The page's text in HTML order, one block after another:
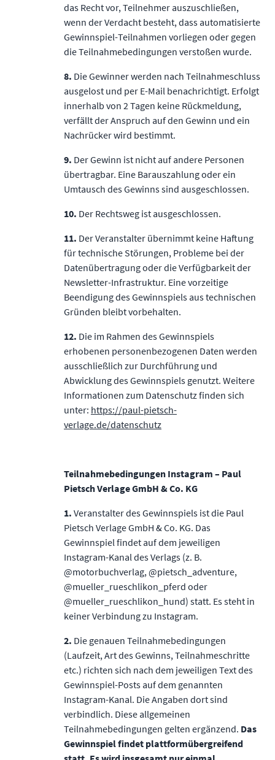
das Recht vor, Teilnehmer auszuschließen,
wenn der Verdacht besteht, dass automatisierte
Gewinnspiel-Teilnahmen vorliegen oder gegen
die Teilnahmebedingungen verstoßen wurde.
8. Die Gewinner werden nach Teilnahmeschluss
ausgelost und per E-Mail benachrichtigt. Erfolgt
innerhalb von 2 Tagen keine Rückmeldung,
verfällt der Anspruch auf den Gewinn und ein
Nachrücker wird bestimmt.
9. Der Gewinn ist nicht auf andere Personen
übertragbar. Eine Barauszahlung oder ein
Umtausch des Gewinns sind ausgeschlossen.
10. Der Rechtsweg ist ausgeschlossen.
11. Der Veranstalter übernimmt keine Haftung
für technische Störungen, Probleme bei der
Datenübertragung oder die Verfügbarkeit der
Newsletter-Infrastruktur. Eine vorzeitige
Beendigung des Gewinnspiels aus technischen
Gründen bleibt vorbehalten.
12. Die im Rahmen des Gewinnspiels
erhobenen personenbezogenen Daten werden
ausschließlich zur Durchführung und
Abwicklung des Gewinnspiels genutzt. Weitere
Informationen zum Datenschutz finden sich
unter: https://paul-pietsch-
verlage.de/datenschutz
Teilnahmebedingungen Instagram – Paul
Pietsch Verlage GmbH & Co. KG
1. Veranstalter des Gewinnspiels ist die Paul
Pietsch Verlage GmbH & Co. KG. Das
Gewinnspiel ﬁndet auf dem jeweiligen
Instagram-Kanal des Verlags (z. B.
@motorbuchverlag, @pietsch_adventure,
@mueller_rueschlikon_pferd oder
@mueller_rueschlikon_hund) statt. Es steht in
keiner Verbindung zu Instagram.
2. Die genauen Teilnahmebedingungen
(Laufzeit, Art des Gewinns, Teilnahmeschritte
etc.) richten sich nach dem jeweiligen Text des
Gewinnspiel-Posts auf dem genannten
Instagram-Kanal. Die Angaben dort sind
verbindlich. Diese allgemeinen
Teilnahmebedingungen gelten ergänzend. Das
Gewinnspiel ﬁndet plattformübergreifend